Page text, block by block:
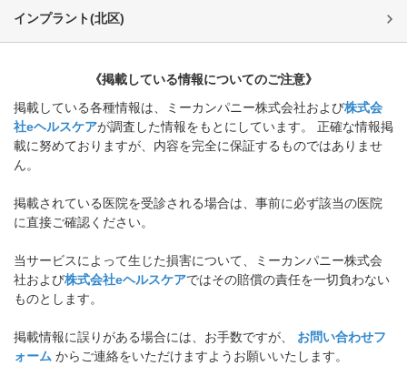
インプラント(北区)
《掲載している情報についてのご注意》
掲載している各種情報は、ミーカンパニー株式会社および株式会
社eヘルスケアが調査した情報をもとにしています。 正確な情報掲
載に努めておりますが、内容を完全に保証するものではありませ
ん。
掲載されている医院を受診される場合は、事前に必ず該当の医院
に直接ご確認ください。
当サービスによって生じた損害について、ミーカンパニー株式会
社および株式会社eヘルスケアではその賠償の責任を一切負わない
ものとします。
掲載情報に誤りがある場合には、お手数ですが、
お問い合わせフ
ォーム からご連絡をいただけますようお願いいたします。